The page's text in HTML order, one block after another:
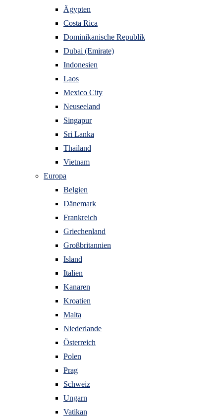
Ägypten
Costa Rica
Dominikanische Republik
Dubai (Emirate)
Indonesien
Laos
Mexico City
Neuseeland
Singapur
Sri Lanka
Thailand
Vietnam
Europa
Belgien
Dänemark
Frankreich
Griechenland
Großbritannien
Island
Italien
Kanaren
Kroatien
Malta
Niederlande
Österreich
Polen
Prag
Schweiz
Ungarn
Vatikan